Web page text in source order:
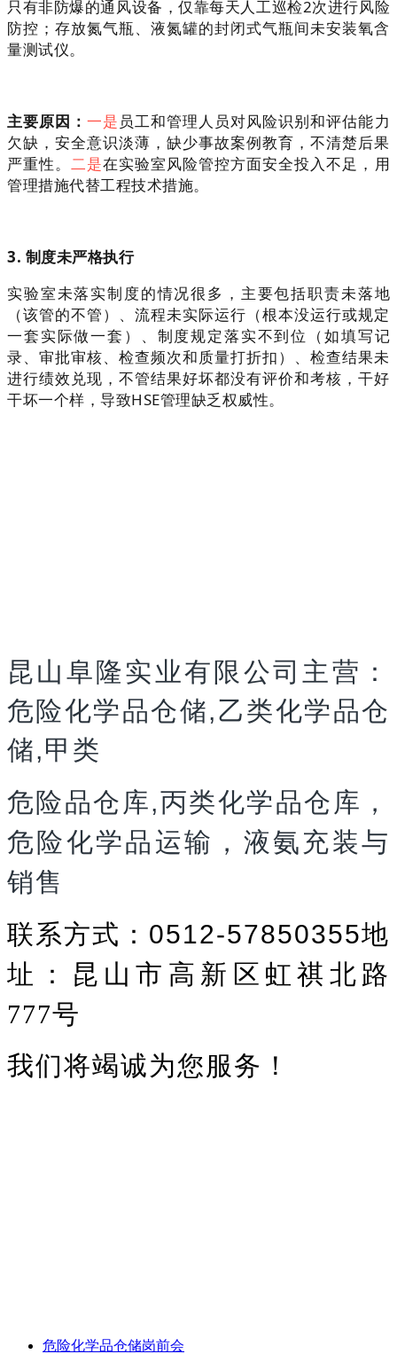
只有非防爆的通风设备，仅靠每天人工巡检2次进行风险
防控；存放氮气瓶、液氮罐的封闭式气瓶间未安装氧含
量测试仪。
主要原因：一是 员工和管理人员对风险识别和评估能力
欠缺，安全意识淡薄，缺少事故案例教育，不清楚后果
严重性。二是在实验室风险管控方面安全投入不足，用
管理措施代替工程技术措施。
3. 制度未严格执行
实验室未落实制度的情况很多，主要包括职责未落地
（该管的不管）、流程未实际运行（根本没运行或规定
一套实际做一套）、制度规定落实不到位（如填写记
录、审批审核、检查频次和质量打折扣）、检查结果未
进行绩效兑现，不管结果好坏都没有评价和考核，干好
干坏一个样，导致HSE管理缺乏权威性。
昆山阜隆实业有限公司主营：
危险化学品仓储,乙类化学品仓
储,甲类
危险品仓库,丙类化学品仓库，
危险化学品运输，液氨充装与
销售
联系方式： 0512-57850355地
址：昆山市高新区虹祺北路
777号
我们将竭诚为您服务！
危险化学品仓储岗前会